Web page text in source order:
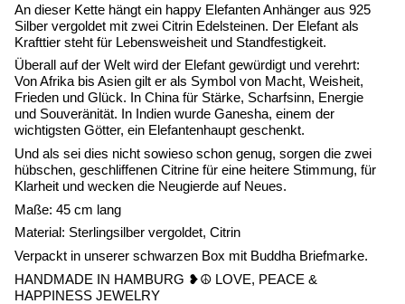
An dieser Kette hängt ein happy Elefanten Anhänger aus 925
Silber vergoldet mit zwei Citrin Edelsteinen. Der Elefant als
Krafttier steht für Lebensweisheit und Standfestigkeit.
Überall auf der Welt wird der Elefant gewürdigt und verehrt:
Von Afrika bis Asien gilt er als Symbol von Macht, Weisheit,
Frieden und Glück. In China für Stärke, Scharfsinn, Energie
und Souveränität. In Indien wurde Ganesha, einem der
wichtigsten Götter, ein Elefantenhaupt geschenkt.
Und als sei dies nicht sowieso schon genug, sorgen die zwei
hübschen, geschliffenen Citrine für eine heitere Stimmung, für
Klarheit und wecken die Neugierde auf Neues.
Maße: 45 cm lang
Material: Sterlingsilber vergoldet, Citrin
Verpackt in unserer schwarzen Box mit Buddha Briefmarke.
HANDMADE IN HAMBURG ❥☮ LOVE, PEACE &
HAPPINESS JEWELRY